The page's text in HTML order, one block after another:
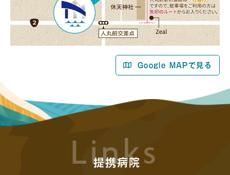
Google MAPで見る
Links
提携病院